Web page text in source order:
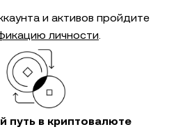
и активов пройдите
личности.
путь в криптовалюте